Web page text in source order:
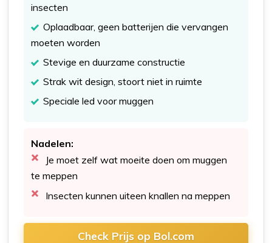
insecten
Oplaadbaar, geen batterijen die vervangen
moeten worden
Stevige en duurzame constructie
Strak wit design, stoort niet in ruimte
Speciale led voor muggen
Nadelen:
Je moet zelf wat moeite doen om muggen
te meppen
Insecten kunnen uiteen knallen na meppen
Check Prijs op Bol.com